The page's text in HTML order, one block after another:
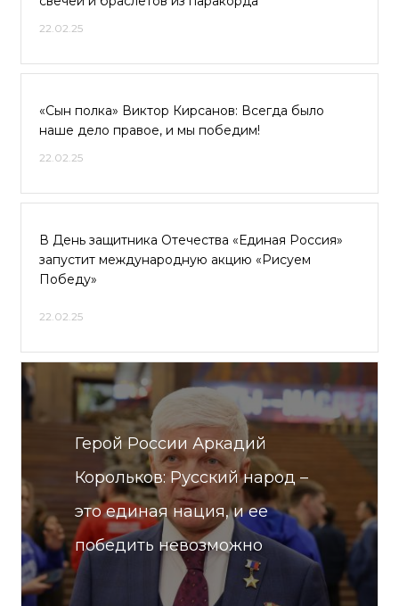
22.02.25
«Сын полка» Виктор Кирсанов: Всегда было
наше дело правое, и мы победим!
22.02.25
В День защитника Отечества «Единая Россия»
запустит международную акцию «Рисуем
Победу»
22.02.25
Герой России Аркадий
Корольков: Русский народ –
это единая нация, и ее
победить невозможно